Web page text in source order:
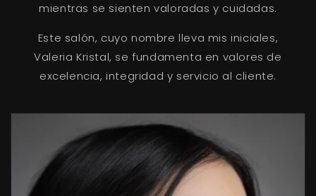
mientras se sienten valoradas y cuidadas.
Este salón, cuyo nombre lleva mis iniciales,
Valeria Kristal, se fundamenta en valores de
excelencia, integridad y servicio al cliente.